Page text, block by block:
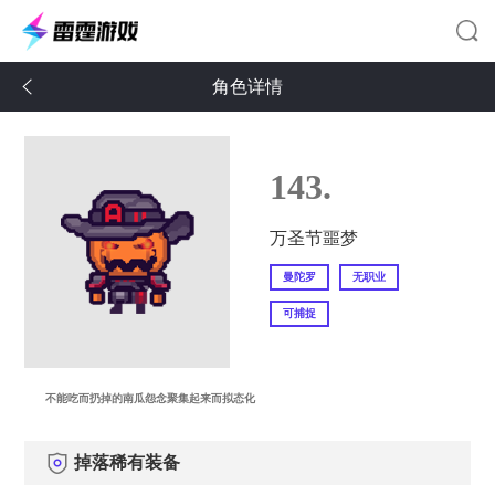
角色详情
143.
万圣节噩梦
曼陀罗 无职业
可捕捉
不能吃而扔掉的南瓜怨念聚集起来而拟态化
掉落稀有装备